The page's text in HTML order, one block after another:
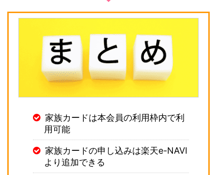
家族カードは本会員の利用枠内で利
用可能
家族カードの申し込みは楽天e-NAVI
より追加できる